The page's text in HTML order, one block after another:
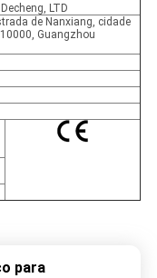
LTD
de Nanxiang, cidade
Guangzhou
para